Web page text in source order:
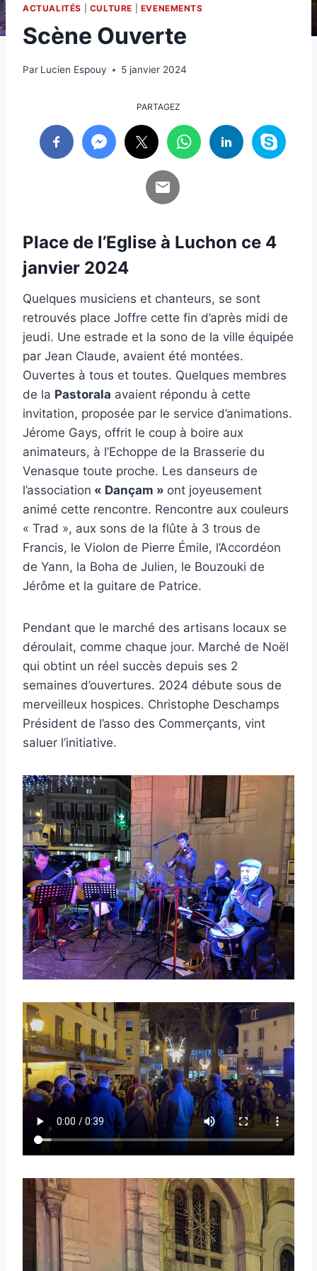
ACTUALITÉS CULTURE EVENEMENTS
Scène Ouverte
Par Lucien Espouy 5 janvier 2024
PARTAGEZ
Place de l’Eglise à Luchon ce 4
janvier 2024
Quelques musiciens et chanteurs, se sont
retrouvés place Joffre cette fin d’après midi de
jeudi. Une estrade et la sono de la ville équipée
par Jean Claude, avaient été montées.
Ouvertes à tous et toutes. Quelques membres
de la Pastorala avaient répondu à cette
invitation, proposée par le service d’animations.
Jérome Gays, offrit le coup à boire aux
animateurs, à l’Echoppe de la Brasserie du
Venasque toute proche. Les danseurs de
l’association « Dançam » ont joyeusement
animé cette rencontre. Rencontre aux couleurs
« Trad », aux sons de la flûte à 3 trous de
Francis, le Violon de Pierre Émile, l’Accordéon
de Yann, la Boha de Julien, le Bouzouki de
Jérôme et la guitare de Patrice.
Pendant que le marché des artisans locaux se
déroulait, comme chaque jour. Marché de Noël
qui obtint un réel succès depuis ses 2
semaines d’ouvertures. 2024 débute sous de
merveilleux hospices. Christophe Deschamps
Président de l’asso des Commerçants, vint
saluer l’initiative.